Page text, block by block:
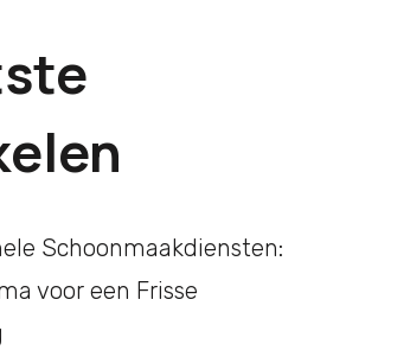
Schoonmaakdiensten:
voor een Frisse